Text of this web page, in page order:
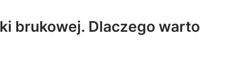
brukowej. Dlaczego warto